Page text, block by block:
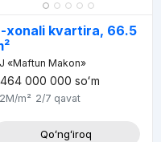
xonali kvartira, 66.5
«Maftun Makon»
464 000 000 soʻm
/m² 2/7 qavat
Qoʻngʻiroq